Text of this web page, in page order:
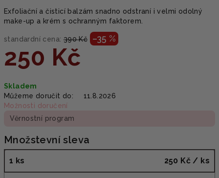
Exfoliační a čisticí balzám snadno odstraní i velmi odolný
make-up a krém s ochranným faktorem.
standardní cena: 390 Kč –35 %
250 Kč
cena:
Skladem
Můžeme doručit do:
11.8.2026
Možnosti doručení
Věrnostní program
Množstevní sleva
1 ks 250 Kč / ks